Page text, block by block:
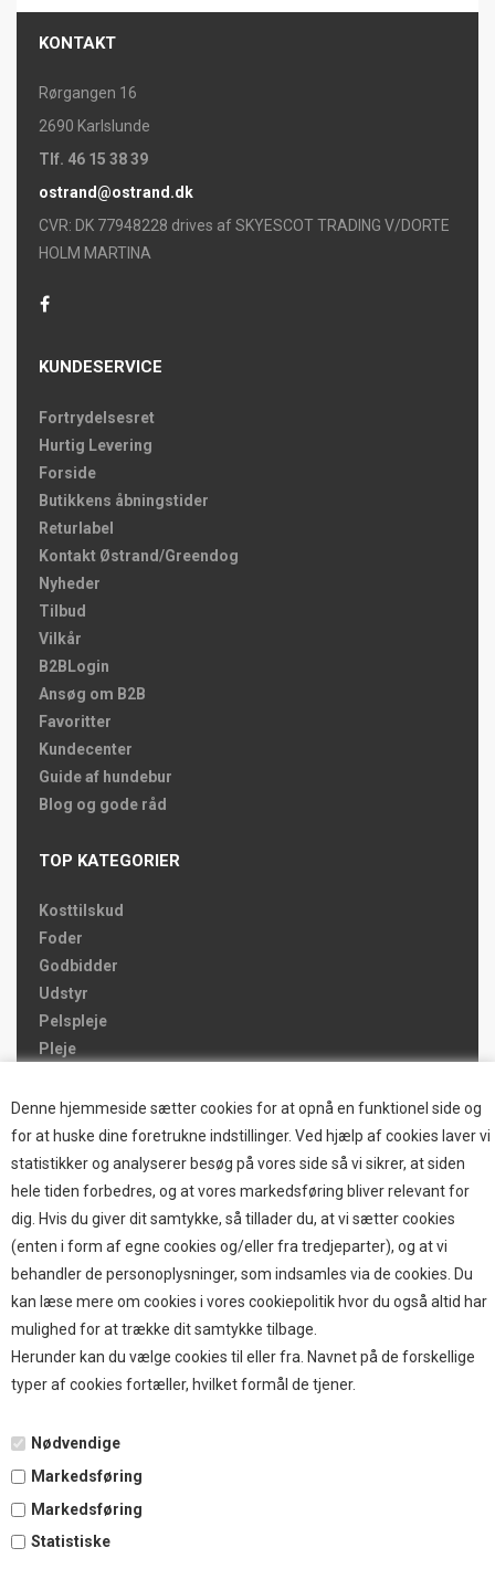
Denne hjemmeside sætter cookies for at opnå en funktionel side og
for at huske dine foretrukne indstillinger. Ved hjælp af cookies laver vi
statistikker og analyserer besøg på vores side så vi sikrer, at siden
hele tiden forbedres, og at vores markedsføring bliver relevant for
dig. Hvis du giver dit samtykke, så tillader du, at vi sætter cookies
(enten i form af egne cookies og/eller fra tredjeparter), og at vi
behandler de personoplysninger, som indsamles via de cookies. Du
kan læse mere om cookies i vores cookiepolitik hvor du også altid har
mulighed for at trække dit samtykke tilbage.
Herunder kan du vælge cookies til eller fra. Navnet på de forskellige
typer af cookies fortæller, hvilket formål de tjener.
Nødvendige
Markedsføring
Markedsføring
Statistiske
KONTAKT
Rørgangen 16
2690 Karlslunde
Tlf. 46 15 38 39
ostrand@ostrand.dk
CVR: DK 77948228 drives af SKYESCOT TRADING V/DORTE
HOLM MARTINA
KUNDESERVICE
Fortrydelsesret
Hurtig Levering
Forside
Butikkens åbningstider
Returlabel
Kontakt Østrand/Greendog
Nyheder
Tilbud
Vilkår
B2BLogin
Ansøg om B2B
Favoritter
Kundecenter
Guide af hundebur
Blog og gode råd
TOP KATEGORIER
Kosttilskud
Foder
Godbidder
Udstyr
Pelspleje
Pleje
Brands
TOP BRANDS
HOKAMIX
HVALPESTART RAIZUP
Thule hundbure
GRAU
STARMARK
VARIOCAGE-MIMSAFE
TILMELD NYHEDSBREV